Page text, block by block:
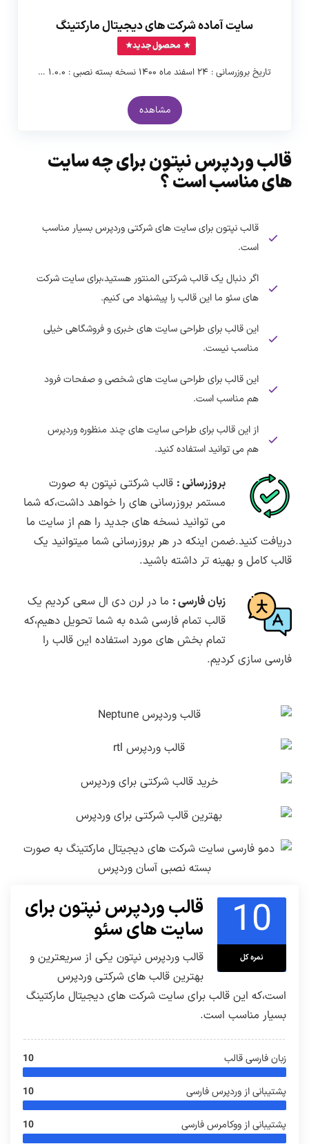
سایت آماده شرکت های دیجیتال مارکتینگ
محصول جدید
تاریخ بروزرسانی : ۲۴ اسفند ماه ۱۴۰۰ نسخه بسته نصبی : ۱.۰.۰ …
مشاهده
قالب وردپرس نپتون برای چه سایت
های مناسب است ؟
قالب نپتون برای سایت های شرکتی وردپرس بسیار مناسب
است.
اگر دنبال یک قالب شرکتی المنتور هستید،برای سایت شرکت
های سئو ما این قالب را پیشنهاد می کنیم.
این قالب برای طراحی سایت های خبری و فروشگاهی خیلی
مناسب نیست.
این قالب برای طراحی سایت های شخصی و صفحات فرود
هم مناسب است.
از این قالب برای طراحی سایت های چند منظوره وردپرس
هم می توانید استفاده کنید.
بروزرسانی : قالب شرکتی نپتون به صورت
مستمر بروزرسانی های را خواهد داشت،که شما
می توانید نسخه های جدید را هم از سایت ما
دریافت کنید.ضمن اینکه در هر بروزرسانی شما میتوانید یک
قالب کامل و بهینه تر داشته باشید.
زبان فارسی : ما در لرن دی ال سعی کردیم یک
قالب تمام فارسی شده به شما تحویل دهیم،که
تمام بخش های مورد استفاده این قالب را
فارسی سازی کردیم.
10
نمره کل
قالب وردپرس نپتون برای
سایت های سئو
قالب وردپرس نپتون یکی از سریعترین و
بهترین قالب های شرکتی وردپرس
است،که این قالب برای سایت شرکت های دیجیتال مارکتینگ
بسیار مناسب است.
زبان فارسی قالب 10
پشتیبانی از وردپرس فارسی 10
پشتیبانی از ووکامرس فارسی 10